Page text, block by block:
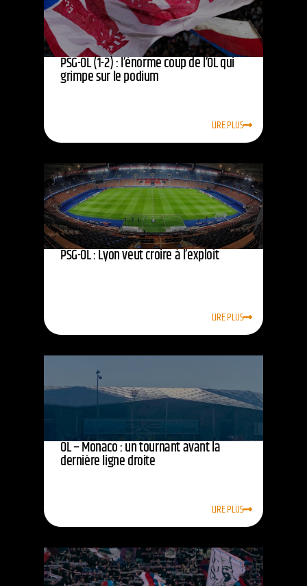
PSG-OL (1-2) : l’énorme coup de l’OL qui
grimpe sur le podium
LIRE PLUS
PSG-OL : Lyon veut croire à l’exploit
LIRE PLUS
OL – Monaco : un tournant avant la
dernière ligne droite
LIRE PLUS